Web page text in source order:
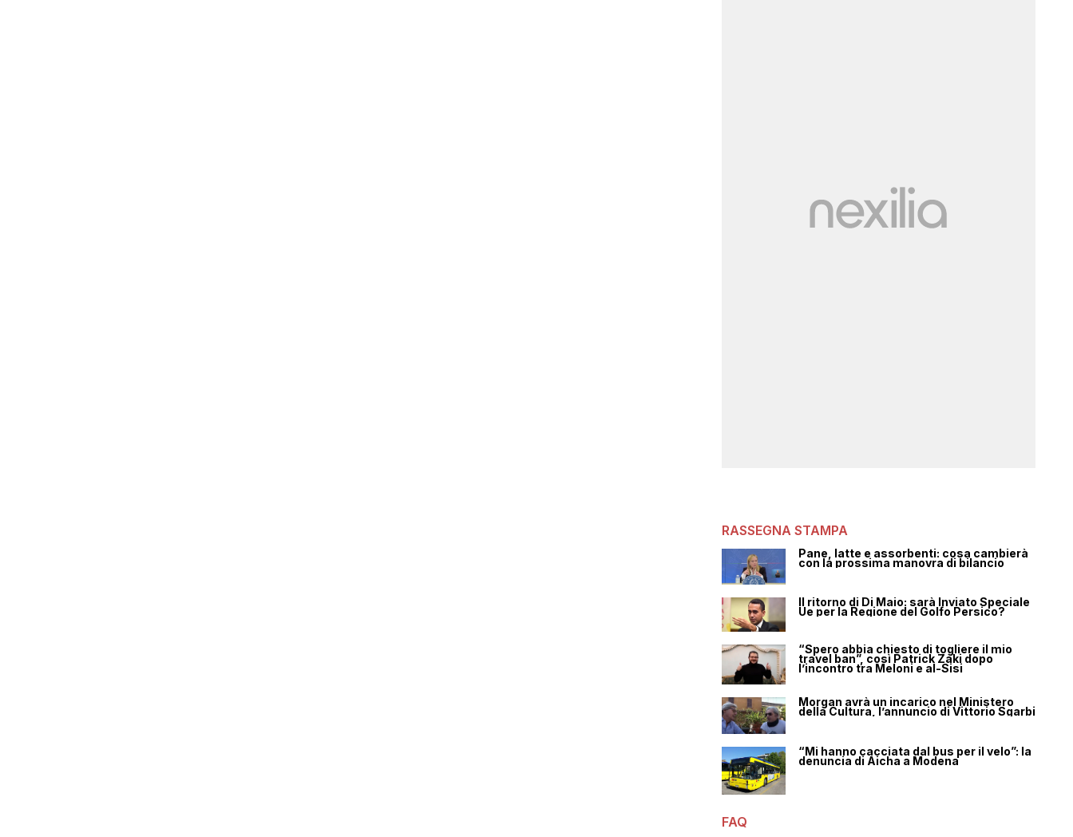
RASSEGNA STAMPA
Pane, latte e assorbenti: cosa cambierà
con la prossima manovra di bilancio
Il ritorno di Di Maio: sarà Inviato Speciale
Ue per la Regione del Golfo Persico?
“Spero abbia chiesto di togliere il mio
travel ban”, così Patrick Zaki dopo
l’incontro tra Meloni e al-Sisi
Morgan avrà un incarico nel Ministero
della Cultura, l’annuncio di Vittorio Sgarbi
“Mi hanno cacciata dal bus per il velo”: la
denuncia di Aicha a Modena
FAQ